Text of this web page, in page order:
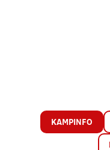
KAMPINFO